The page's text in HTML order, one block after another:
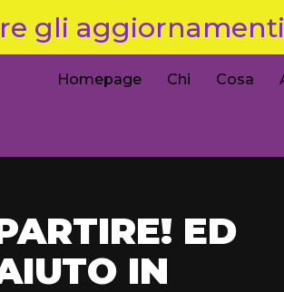
gli
Homepage Chi Cosa
ED
IN